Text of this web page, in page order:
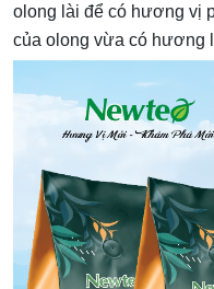
olong lài để có hương vị
của olong vừa có hương